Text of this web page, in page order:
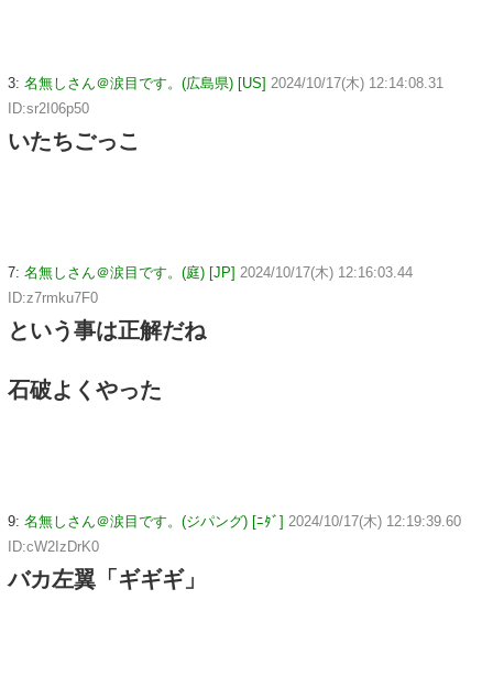
3: 名無しさん＠涙目です。(広島県) [US] 2024/10/17(木) 12:14:08.31
ID:sr2I06p50
いたちごっこ
7: 名無しさん＠涙目です。(庭) [JP] 2024/10/17(木) 12:16:03.44
ID:z7rmku7F0
という事は正解だね
石破よくやった
9: 名無しさん＠涙目です。(ジパング) [ﾆﾀﾞ] 2024/10/17(木) 12:19:39.60
ID:cW2IzDrK0
バカ左翼「ギギギ」